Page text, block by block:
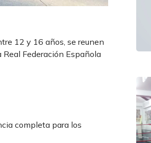
12 y 16 años, se reunen
Federación Española
completa para los